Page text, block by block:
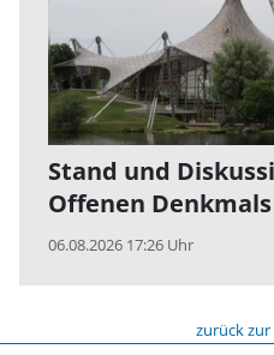
Stand und
Offenen Denkmals
06.08.2026 17:26 Uhr
zurück